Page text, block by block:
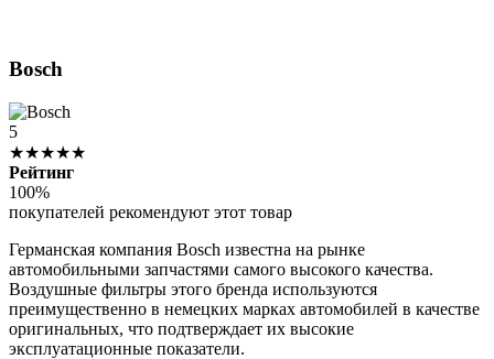
Bosch
5
★★★★★
Рейтинг
100%
покупателей рекомендуют этот товар
Германская компания Bosch известна на рынке
автомобильными запчастями самого высокого качества.
Воздушные фильтры этого бренда используются
преимущественно в немецких марках автомобилей в качестве
оригинальных, что подтверждает их высокие
эксплуатационные показатели.